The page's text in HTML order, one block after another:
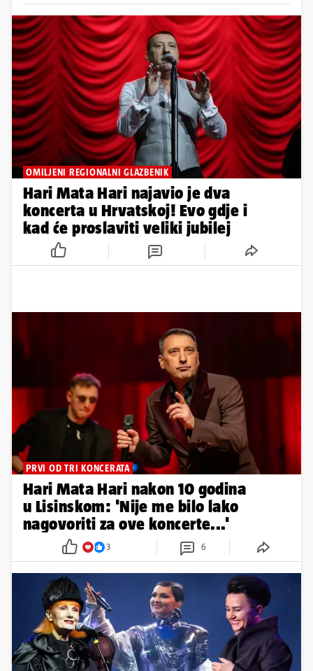
OMILJENI REGIONALNI GLAZBENIK
Hari Mata Hari najavio je dva
koncerta u Hrvatskoj! Evo gdje i
kad će proslaviti veliki jubilej
PRVI OD TRI KONCERATA
Hari Mata Hari nakon 10 godina
u Lisinskom: 'Nije me bilo lako
nagovoriti za ove koncerte...'
3 6